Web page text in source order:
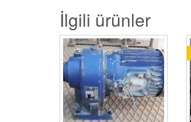
İlgili ürünler